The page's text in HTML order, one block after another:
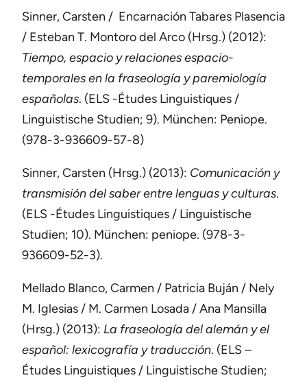
Sinner, Carsten / Encarnación Tabares Plasencia
/ Esteban T. Montoro del Arco (Hrsg.) (2012):
Tiempo, espacio y relaciones espacio-
temporales en la fraseología y paremiología
españolas. (ELS -Études Linguistiques /
Linguistische Studien; 9). München: Peniope.
(978-3-936609-57-8)
Sinner, Carsten (Hrsg.) (2013): Comunicación y
transmisión del saber entre lenguas y culturas.
(ELS -Études Linguistiques / Linguistische
Studien; 10). München: peniope. (978-3-
936609-52-3).
Mellado Blanco, Carmen / Patricia Buján / Nely
M. Iglesias / M. Carmen Losada / Ana Mansilla
(Hrsg.) (2013): La fraseología del alemán y el
español: lexicografía y traducción. (ELS –
Études Linguistiques / Linguistische Studien;